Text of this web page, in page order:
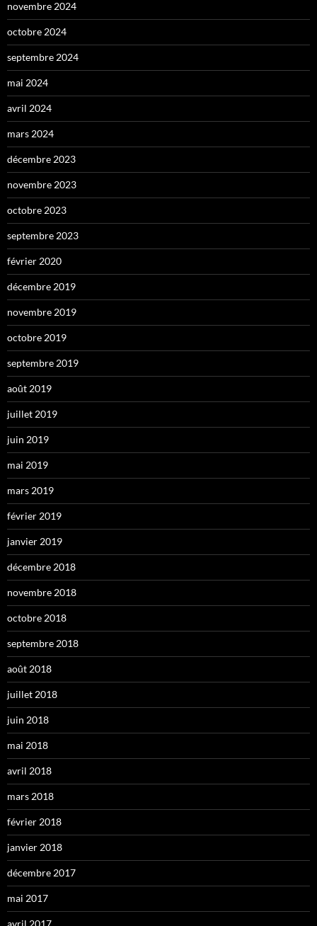
novembre 2024
octobre 2024
septembre 2024
mai 2024
avril 2024
mars 2024
décembre 2023
novembre 2023
octobre 2023
septembre 2023
février 2020
décembre 2019
novembre 2019
octobre 2019
septembre 2019
août 2019
juillet 2019
juin 2019
mai 2019
mars 2019
février 2019
janvier 2019
décembre 2018
novembre 2018
octobre 2018
septembre 2018
août 2018
juillet 2018
juin 2018
mai 2018
avril 2018
mars 2018
février 2018
janvier 2018
décembre 2017
mai 2017